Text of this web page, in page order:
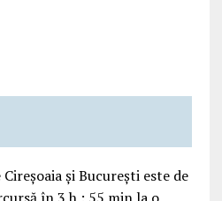
și București este de
în 3 h : 55 min la o